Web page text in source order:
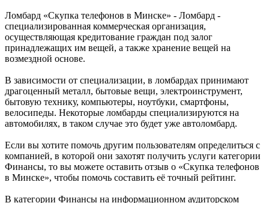
Ломбард «Скупка телефонов в Минске» - Ломбард -
специализированная коммерческая организация,
осуществляющая кредитование граждан под залог
принадлежащих им вещей, а также хранение вещей на
возмездной основе.
В зависимости от специализации, в ломбардах принимают
драгоценный металл, бытовые вещи, электроинструмент,
бытовую технику, компьютеры, ноутбуки, смартфоны,
велосипеды. Некоторые ломбарды специализируются на
автомобилях, в таком случае это будет уже автоломбард.
Если вы хотите помочь другим пользователям определиться с
компанией, в которой они захотят получить услуги категории
Финансы, то вы можете оставить отзыв о «Скупка телефонов
в Минске», чтобы помочь составить её точный рейтинг.
В категории Финансы на информационном аудиторском